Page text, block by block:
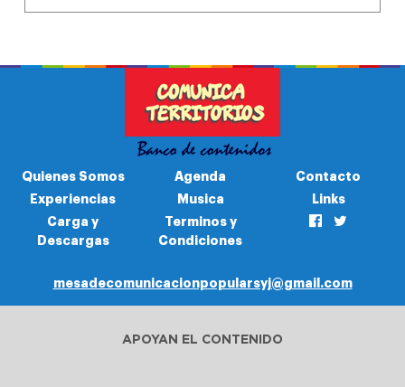
Quienes Somos
Experiencias
Carga y
Descargas
Agenda
Musica
Terminos y
Condiciones
Contacto
Links
mesadecomunicacionpopularsyj@gmail.com
APOYAN EL CONTENIDO